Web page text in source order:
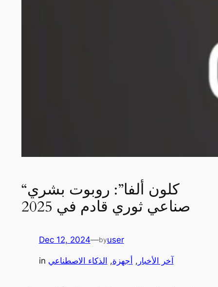
“كلون ألفا”: روبوت بشري
صناعي ثوري قادم في 2025
Dec 12, 2024—byuser
in آخر الأخبار , أجهزة, الذكاء الاصطناعي